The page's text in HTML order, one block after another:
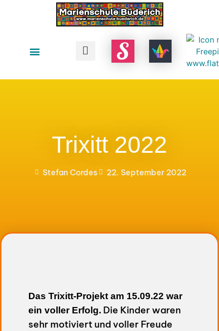
Trixitt 2022
Stefan Cordes 22. September 2022
Das Trixitt-Projekt am 15.09.22 war
ein voller Erfolg. Die Kinder waren
sehr motiviert und voller Freude